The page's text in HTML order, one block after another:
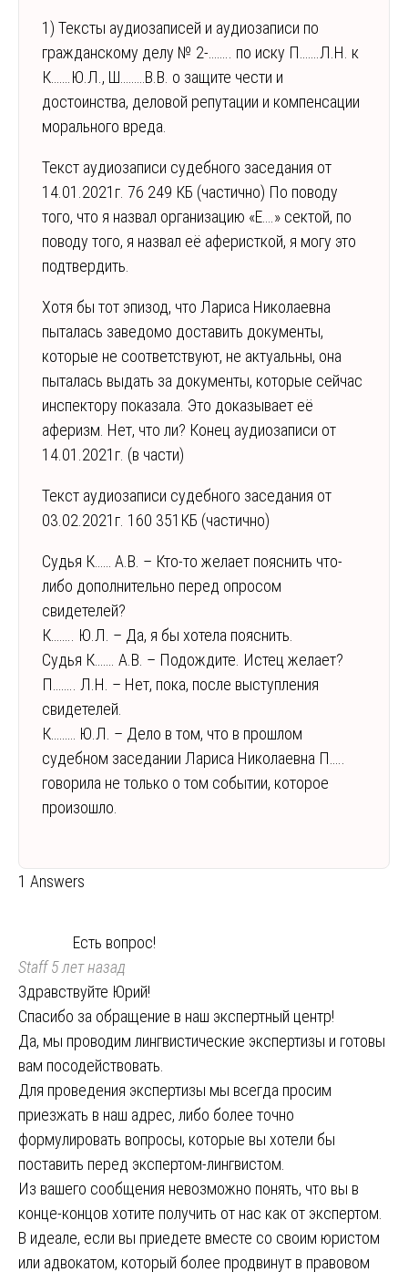
1) Тексты аудиозаписей и аудиозаписи по
гражданскому делу № 2-…….. по иску П…….Л.Н. к
К…….Ю.Л., Ш………В.В. о защите чести и
достоинства, деловой репутации и компенсации
морального вреда.
Текст аудиозаписи судебного заседания от
14.01.2021г. 76 249 КБ (частично) По поводу
того, что я назвал организацию «Е….» сектой, по
поводу того, я назвал её аферисткой, я могу это
подтвердить.
Хотя бы тот эпизод, что Лариса Николаевна
пыталась заведомо доставить документы,
которые не соответствуют, не актуальны, она
пыталась выдать за документы, которые сейчас
инспектору показала. Это доказывает её
аферизм. Нет, что ли? Конец аудиозаписи от
14.01.2021г. (в части)
Текст аудиозаписи судебного заседания от
03.02.2021г. 160 351КБ (частично)
Судья К…… А.В. – Кто-то желает пояснить что-
либо дополнительно перед опросом
свидетелей?
К…….. Ю.Л. – Да, я бы хотела пояснить.
Судья К……. А.В. – Подождите. Истец желает?
П…….. Л.Н. – Нет, пока, после выступления
свидетелей.
К……… Ю.Л. – Дело в том, что в прошлом
судебном заседании Лариса Николаевна П…..
говорила не только о том событии, которое
произошло.
1 Answers
Есть вопрос!
Staff5 лет назад
Здравствуйте Юрий!
Спасибо за обращение в наш экспертный центр!
Да, мы проводим лингвистические экспертизы и готовы
вам посодействовать.
Для проведения экспертизы мы всегда просим
приезжать в наш адрес, либо более точно
формулировать вопросы, которые вы хотели бы
поставить перед экспертом-лингвистом.
Из вашего сообщения невозможно понять, что вы в
конце-концов хотите получить от нас как от экспертом.
В идеале, если вы приедете вместе со своим юристом
или адвокатом, который более продвинут в правовом